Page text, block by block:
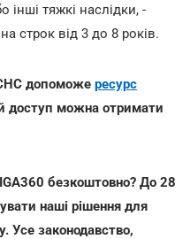
інші тяжкі наслідки, -
строк від 3 до 8 років.
допоможе ресурс
доступ можна отримати
безкоштовно? До 28
наші рішення для
Усе законодавство,